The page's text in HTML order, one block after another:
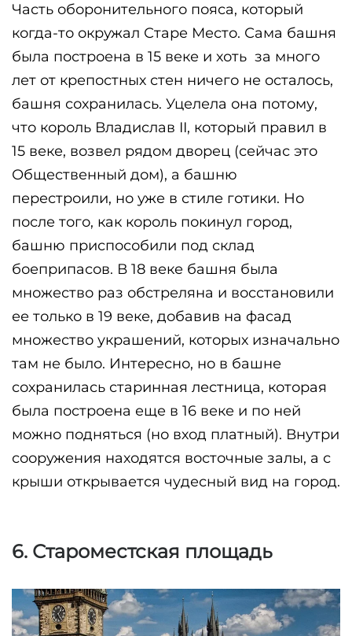
Часть оборонительного пояса, который
когда-то окружал Старе Место. Сама башня
была построена в 15 веке и хоть  за много
лет от крепостных стен ничего не осталось,
башня сохранилась. Уцелела она потому,
что король Владислав II, который правил в
15 веке, возвел рядом дворец (сейчас это
Общественный дом), а башню
перестроили, но уже в стиле готики. Но
после того, как король покинул город,
башню приспособили под склад
боеприпасов. В 18 веке башня была
множество раз обстреляна и восстановили
ее только в 19 веке, добавив на фасад
множество украшений, которых изначально
там не было. Интересно, но в башне
сохранилась старинная лестница, которая
была построена еще в 16 веке и по ней
можно подняться (но вход платный). Внутри
сооружения находятся восточные залы, а с
крыши открывается чудесный вид на город.
6. Староместская площадь